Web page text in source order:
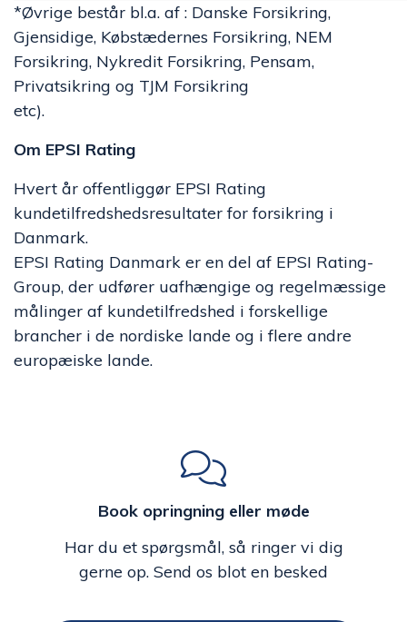
*Øvrige består bl.a. af : Danske Forsikring,
Gjensidige, Købstædernes Forsikring, NEM
Forsikring, Nykredit Forsikring, Pensam,
Privatsikring og TJM Forsikring
etc).
Om EPSI Rating
Hvert år offentliggør EPSI Rating
kundetilfredshedsresultater for forsikring i
Danmark.
EPSI Rating Danmark er en del af EPSI Rating-
Group, der udfører uafhængige og regelmæssige
målinger af kundetilfredshed i forskellige
brancher i de nordiske lande og i flere andre
europæiske lande.
Book opringning eller møde
Har du et spørgsmål, så ringer vi dig
gerne op. Send os blot en besked